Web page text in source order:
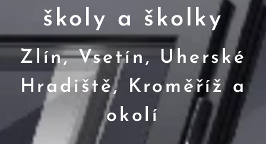
školy a školky
Zlín, Vsetín, Uherské
Hradiště, Kroměříž a
okolí